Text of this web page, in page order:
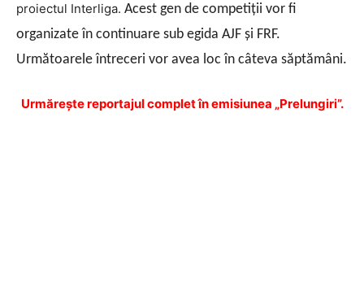
proiectul Interliga. Acest gen de competiţii vor fi
organizate în continuare sub egida AJF şi FRF.
Următoarele întreceri vor avea loc în câteva săptămâni.
Urmăreşte reportajul complet în emisiunea „Prelungiri”.